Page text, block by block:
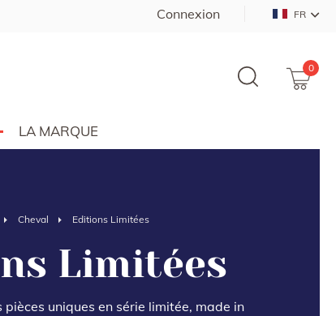
Connexion FR
0
LA MARQUE
Cheval Editions Limitées
Limitées
pièces uniques en série limitée, made in